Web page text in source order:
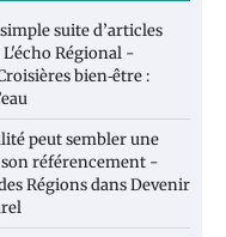
suite d’articles
Régional -
bien‑être :
peut sembler une
référencement -
RégionsdansDevenir